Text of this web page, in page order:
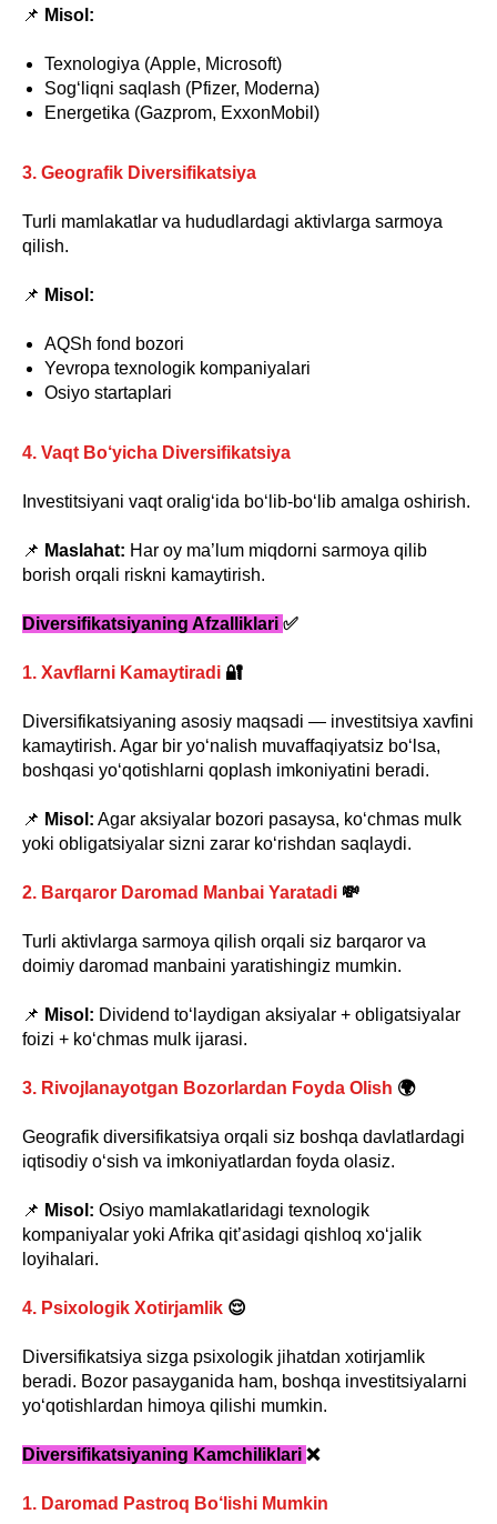
📌 Misol:
Texnologiya (Apple, Microsoft)
Sog‘liqni saqlash (Pfizer, Moderna)
Energetika (Gazprom, ExxonMobil)
3. Geografik Diversifikatsiya
Turli mamlakatlar va hududlardagi aktivlarga sarmoya
qilish.
📌 Misol:
AQSh fond bozori
Yevropa texnologik kompaniyalari
Osiyo startaplari
4. Vaqt Bo‘yicha Diversifikatsiya
Investitsiyani vaqt oralig‘ida bo‘lib-bo‘lib amalga oshirish.
📌 Maslahat: Har oy ma’lum miqdorni sarmoya qilib
borish orqali riskni kamaytirish.
Diversifikatsiyaning Afzalliklari ✅
1. Xavflarni Kamaytiradi 🔐
Diversifikatsiyaning asosiy maqsadi — investitsiya xavfini
kamaytirish. Agar bir yo‘nalish muvaffaqiyatsiz bo‘lsa,
boshqasi yo‘qotishlarni qoplash imkoniyatini beradi.
📌 Misol: Agar aksiyalar bozori pasaysa, ko‘chmas mulk
yoki obligatsiyalar sizni zarar ko‘rishdan saqlaydi.
2. Barqaror Daromad Manbai Yaratadi 💸
Turli aktivlarga sarmoya qilish orqali siz barqaror va
doimiy daromad manbaini yaratishingiz mumkin.
📌 Misol: Dividend to‘laydigan aksiyalar + obligatsiyalar
foizi + ko‘chmas mulk ijarasi.
3. Rivojlanayotgan Bozorlardan Foyda Olish 🌍
Geografik diversifikatsiya orqali siz boshqa davlatlardagi
iqtisodiy o‘sish va imkoniyatlardan foyda olasiz.
📌 Misol: Osiyo mamlakatlaridagi texnologik
kompaniyalar yoki Afrika qit’asidagi qishloq xo‘jalik
loyihalari.
4. Psixologik Xotirjamlik 😌
Diversifikatsiya sizga psixologik jihatdan xotirjamlik
beradi. Bozor pasayganida ham, boshqa investitsiyalarni
yo‘qotishlardan himoya qilishi mumkin.
Diversifikatsiyaning Kamchiliklari ❌
1. Daromad Pastroq Bo‘lishi Mumkin